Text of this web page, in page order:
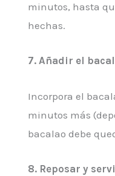
minutos, hasta
hechas.
7. Añadir el
Incorpora el
minutos más
bacalao debe
8. Reposar y